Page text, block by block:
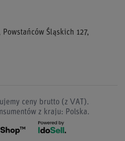
Powstańców Śląskich 127,
ceny brutto (z VAT).
z kraju: Polska.